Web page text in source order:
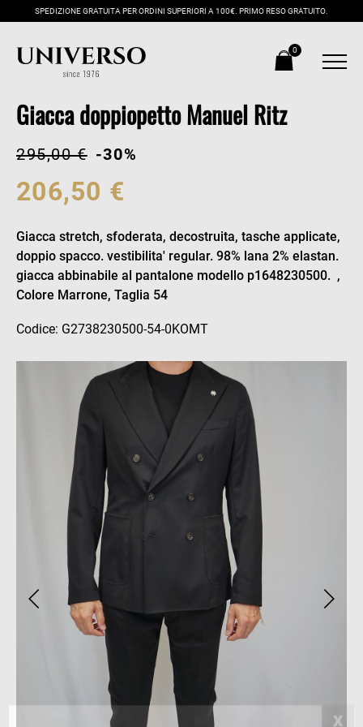
SPEDIZIONE GRATUITA PER ORDINI SUPERIORI A 100€. PRIMO RESO GRATUITO.
0
Giacca doppiopetto Manuel Ritz
295,00 € -30%
206,50 €
Giacca stretch, sfoderata, decostruita, tasche applicate,
doppio spacco. vestibilita' regular. 98% lana 2% elastan.
giacca abbinabile al pantalone modello p1648230500. ,
Colore Marrone, Taglia 54
Codice: G2738230500-54-0KOMT